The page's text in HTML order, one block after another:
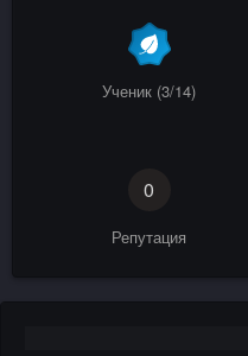
Ученик (3/14)
0
Репутация